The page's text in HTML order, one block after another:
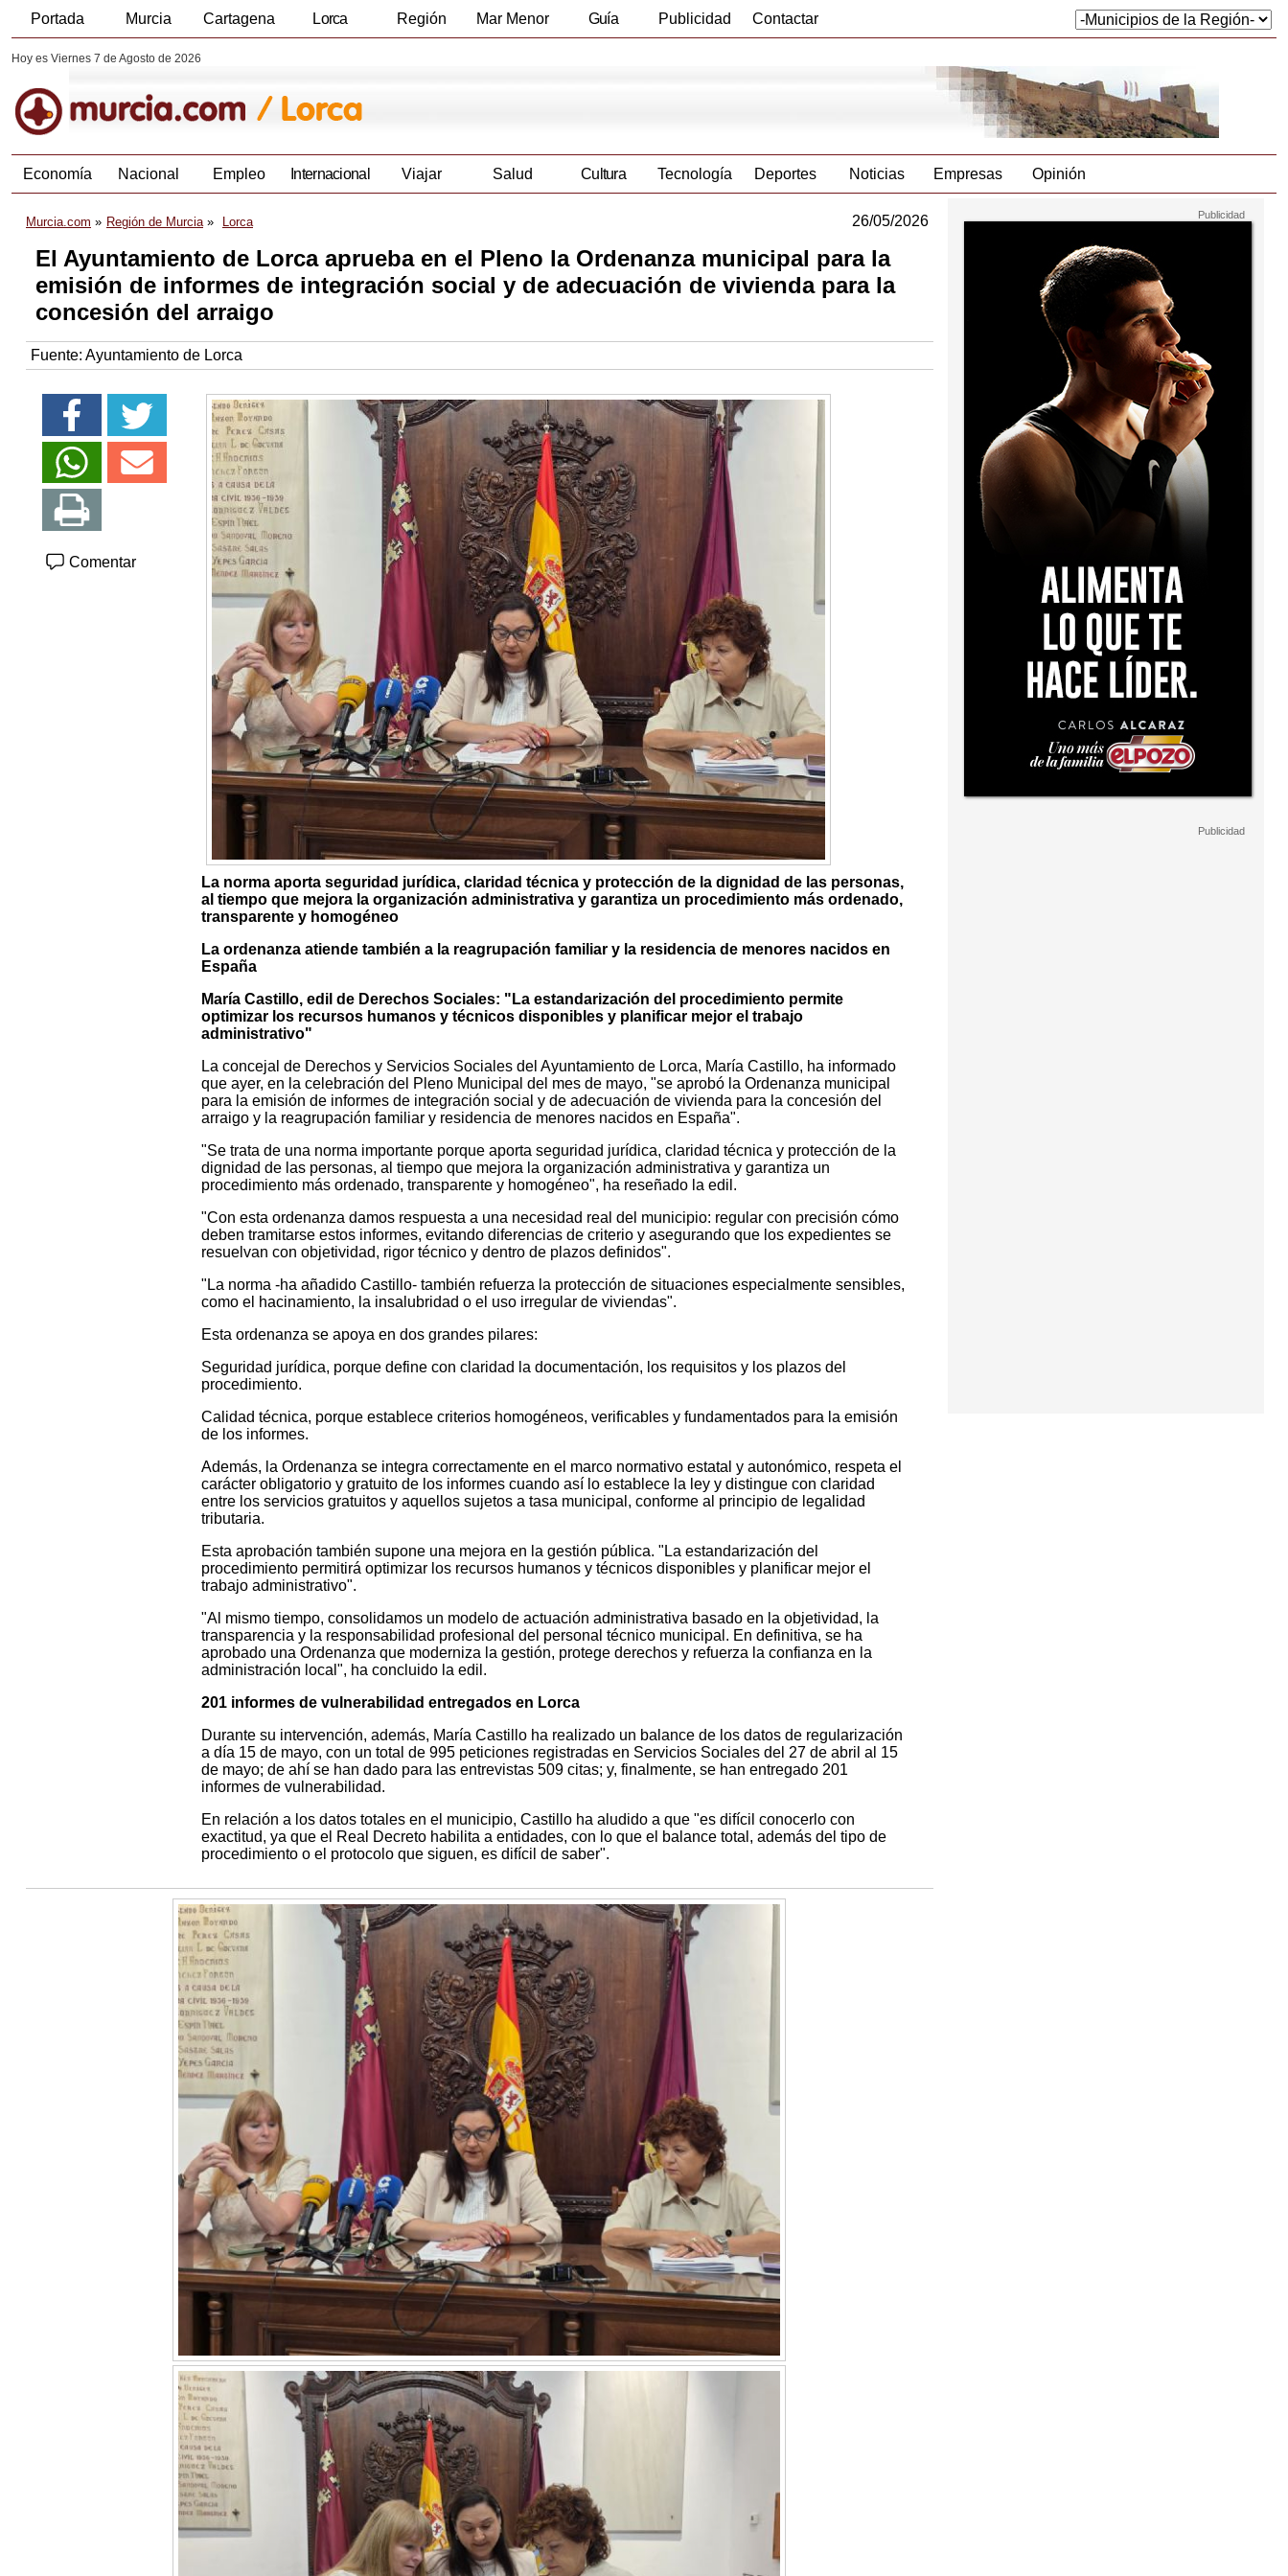
Portada Murcia Cartagena Lorca Región Mar Menor Guía Publicidad Contactar
Hoy es Viernes 7 de Agosto de 2026
Economía Nacional Empleo Internacional Viajar Salud Cultura Tecnología Deportes Noticias Empresas Opinión
Murcia.com Región de Murcia Lorca 26/05/2026
El Ayuntamiento de Lorca aprueba en el Pleno la Ordenanza municipal para la
emisión de informes de integración social y de adecuación de vivienda para la
concesión del arraigo
Fuente: Ayuntamiento de Lorca
Comentar
La norma aporta seguridad jurídica, claridad técnica y protección de la dignidad de las personas,
al tiempo que mejora la organización administrativa y garantiza un procedimiento más ordenado,
transparente y homogéneo
La ordenanza atiende también a la reagrupación familiar y la residencia de menores nacidos en
España
María Castillo, edil de Derechos Sociales: "La estandarización del procedimiento permite
optimizar los recursos humanos y técnicos disponibles y planificar mejor el trabajo
administrativo"
La concejal de Derechos y Servicios Sociales del Ayuntamiento de Lorca, María Castillo, ha informado
que ayer, en la celebración del Pleno Municipal del mes de mayo, "se aprobó la Ordenanza municipal
para la emisión de informes de integración social y de adecuación de vivienda para la concesión del
arraigo y la reagrupación familiar y residencia de menores nacidos en España".
"Se trata de una norma importante porque aporta seguridad jurídica, claridad técnica y protección de la
dignidad de las personas, al tiempo que mejora la organización administrativa y garantiza un
procedimiento más ordenado, transparente y homogéneo", ha reseñado la edil.
"Con esta ordenanza damos respuesta a una necesidad real del municipio: regular con precisión cómo
deben tramitarse estos informes, evitando diferencias de criterio y asegurando que los expedientes se
resuelvan con objetividad, rigor técnico y dentro de plazos definidos".
"La norma -ha añadido Castillo- también refuerza la protección de situaciones especialmente sensibles,
como el hacinamiento, la insalubridad o el uso irregular de viviendas".
Esta ordenanza se apoya en dos grandes pilares:
Seguridad jurídica, porque define con claridad la documentación, los requisitos y los plazos del
procedimiento.
Calidad técnica, porque establece criterios homogéneos, verificables y fundamentados para la emisión
de los informes.
Además, la Ordenanza se integra correctamente en el marco normativo estatal y autonómico, respeta el
carácter obligatorio y gratuito de los informes cuando así lo establece la ley y distingue con claridad
entre los servicios gratuitos y aquellos sujetos a tasa municipal, conforme al principio de legalidad
tributaria.
Esta aprobación también supone una mejora en la gestión pública. "La estandarización del
procedimiento permitirá optimizar los recursos humanos y técnicos disponibles y planificar mejor el
trabajo administrativo".
"Al mismo tiempo, consolidamos un modelo de actuación administrativa basado en la objetividad, la
transparencia y la responsabilidad profesional del personal técnico municipal. En definitiva, se ha
aprobado una Ordenanza que moderniza la gestión, protege derechos y refuerza la confianza en la
administración local", ha concluido la edil.
201 informes de vulnerabilidad entregados en Lorca
Durante su intervención, además, María Castillo ha realizado un balance de los datos de regularización
a día 15 de mayo, con un total de 995 peticiones registradas en Servicios Sociales del 27 de abril al 15
de mayo; de ahí se han dado para las entrevistas 509 citas; y, finalmente, se han entregado 201
informes de vulnerabilidad.
En relación a los datos totales en el municipio, Castillo ha aludido a que "es difícil conocerlo con
exactitud, ya que el Real Decreto habilita a entidades, con lo que el balance total, además del tipo de
procedimiento o el protocolo que siguen, es difícil de saber".